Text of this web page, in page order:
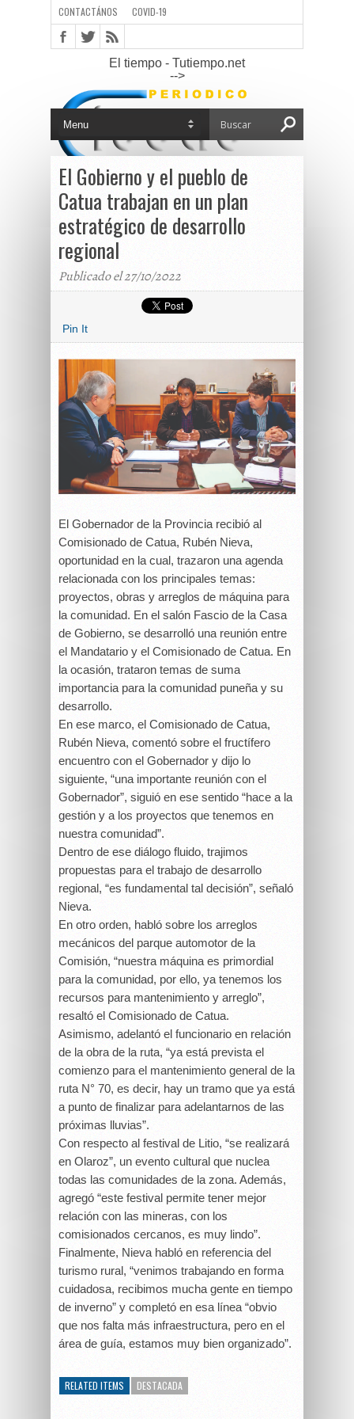
CONTACTÁNOS COVID-19
El tiempo - Tutiempo.net
-->
El Gobierno y el pueblo de
Catua trabajan en un plan
estratégico de desarrollo
regional
Publicado el 27/10/2022
Pin It
El Gobernador de la Provincia recibió al
Comisionado de Catua, Rubén Nieva,
oportunidad en la cual, trazaron una agenda
relacionada con los principales temas:
proyectos, obras y arreglos de máquina para
la comunidad. En el salón Fascio de la Casa
de Gobierno, se desarrolló una reunión entre
el Mandatario y el Comisionado de Catua. En
la ocasión, trataron temas de suma
importancia para la comunidad puneña y su
desarrollo.
En ese marco, el Comisionado de Catua,
Rubén Nieva, comentó sobre el fructífero
encuentro con el Gobernador y dijo lo
siguiente, “una importante reunión con el
Gobernador”, siguió en ese sentido “hace a la
gestión y a los proyectos que tenemos en
nuestra comunidad”.
Dentro de ese diálogo fluido, trajimos
propuestas para el trabajo de desarrollo
regional, “es fundamental tal decisión”, señaló
Nieva.
En otro orden, habló sobre los arreglos
mecánicos del parque automotor de la
Comisión, “nuestra máquina es primordial
para la comunidad, por ello, ya tenemos los
recursos para mantenimiento y arreglo”,
resaltó el Comisionado de Catua.
Asimismo, adelantó el funcionario en relación
de la obra de la ruta, “ya está prevista el
comienzo para el mantenimiento general de la
ruta N° 70, es decir, hay un tramo que ya está
a punto de finalizar para adelantarnos de las
próximas lluvias”.
Con respecto al festival de Litio, “se realizará
en Olaroz”, un evento cultural que nuclea
todas las comunidades de la zona. Además,
agregó “este festival permite tener mejor
relación con las mineras, con los
comisionados cercanos, es muy lindo”.
Finalmente, Nieva habló en referencia del
turismo rural, “venimos trabajando en forma
cuidadosa, recibimos mucha gente en tiempo
de inverno” y completó en esa línea “obvio
que nos falta más infraestructura, pero en el
área de guía, estamos muy bien organizado”.
RELATED ITEMS DESTACADA